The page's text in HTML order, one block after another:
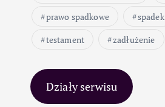
prawo spadkowe
spadek
testament
zadłużenie
Działy serwisu